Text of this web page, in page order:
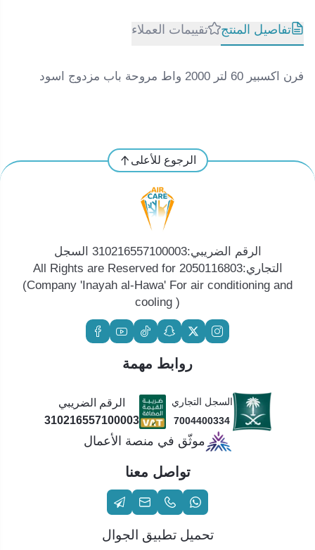
تفاصيل المنتج تقييمات العملاء
فرن اكسبير 60 لتر 2000 واط مروحة باب مزدوج اسود
الرجوع للأعلى
الرقم الضريبي:310216557100003 السجل
التجاري:2050116803 All Rights are Reserved for
(Company 'Inayah al-Hawa' For air conditioning and
cooling )
روابط مهمة
السجل التجاري
7004400334
الرقم الضريبي
310216557100003
موثّق في منصة الأعمال
تواصل معنا
تحميل تطبيق الجوال